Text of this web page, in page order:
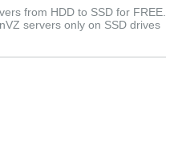
from HDD to SSD for FREE.
servers only on SSD drives